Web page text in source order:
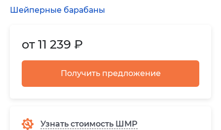
от 11 239 ₽
Получить предложение
Узнать стоимость ШМР
Шейперные барабаны